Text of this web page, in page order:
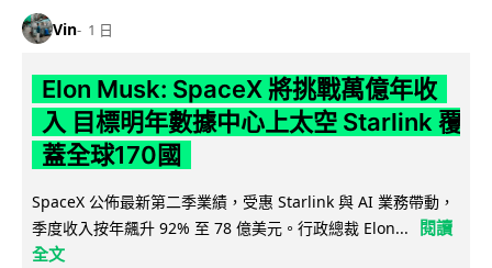
Vin 1 日
Elon Musk: SpaceX 將挑戰萬億年收
入 目標明年數據中心上太空 Starlink 覆
蓋全球170國
SpaceX 公佈最新第二季業績，受惠 Starlink 與 AI 業務帶動，
季度收入按年飆升 92% 至 78 億美元。行政總裁 Elon...
閱讀
全文